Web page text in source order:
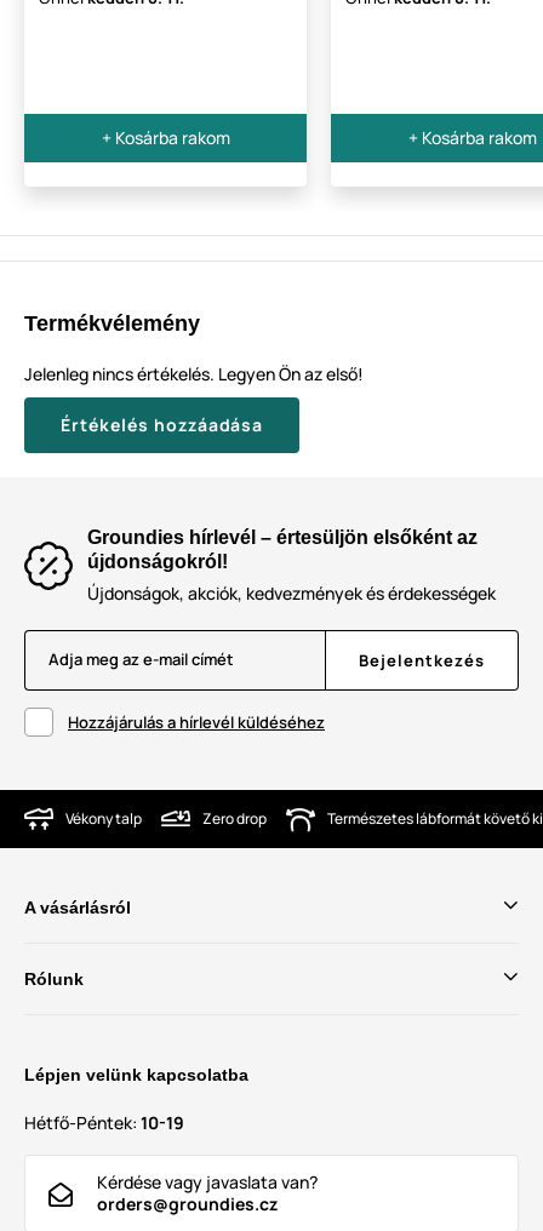
+ Kosárba rakom + Kosárba rakom
Termékvélemény
Jelenleg nincs értékelés. Legyen Ön az első!
Értékelés hozzáadása
Groundies hírlevél – értesüljön elsőként az
újdonságokról!
Újdonságok, akciók, kedvezmények és érdekességek
Adja meg az e-mail címét Bejelentkezés
Hozzájárulás a hírlevél küldéséhez
Vékony talp Zero drop Természetes lábformát követő
A vásárlásról
Rólunk
Lépjen velünk kapcsolatba
Hétfő-Péntek: 10-19
Kérdése vagy javaslata van?
orders@groundies.cz